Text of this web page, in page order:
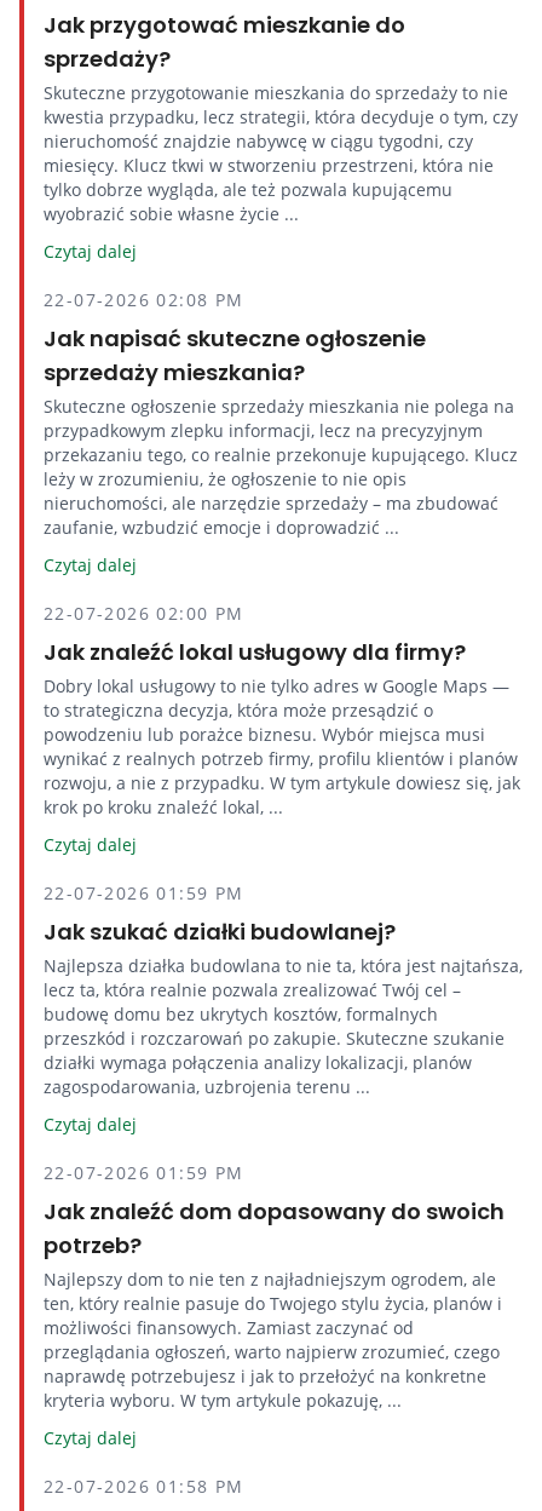
Jak przygotować mieszkanie do
sprzedaży?
Skuteczne przygotowanie mieszkania do sprzedaży to nie
kwestia przypadku, lecz strategii, która decyduje o tym, czy
nieruchomość znajdzie nabywcę w ciągu tygodni, czy
miesięcy. Klucz tkwi w stworzeniu przestrzeni, która nie
tylko dobrze wygląda, ale też pozwala kupującemu
wyobrazić sobie własne życie ...
Czytaj dalej
22-07-2026 02:08 PM
Jak napisać skuteczne ogłoszenie
sprzedaży mieszkania?
Skuteczne ogłoszenie sprzedaży mieszkania nie polega na
przypadkowym zlepku informacji, lecz na precyzyjnym
przekazaniu tego, co realnie przekonuje kupującego. Klucz
leży w zrozumieniu, że ogłoszenie to nie opis
nieruchomości, ale narzędzie sprzedaży – ma zbudować
zaufanie, wzbudzić emocje i doprowadzić ...
Czytaj dalej
22-07-2026 02:00 PM
Jak znaleźć lokal usługowy dla firmy?
Dobry lokal usługowy to nie tylko adres w Google Maps —
to strategiczna decyzja, która może przesądzić o
powodzeniu lub porażce biznesu. Wybór miejsca musi
wynikać z realnych potrzeb firmy, profilu klientów i planów
rozwoju, a nie z przypadku. W tym artykule dowiesz się, jak
krok po kroku znaleźć lokal, ...
Czytaj dalej
22-07-2026 01:59 PM
Jak szukać działki budowlanej?
Najlepsza działka budowlana to nie ta, która jest najtańsza,
lecz ta, która realnie pozwala zrealizować Twój cel –
budowę domu bez ukrytych kosztów, formalnych
przeszkód i rozczarowań po zakupie. Skuteczne szukanie
działki wymaga połączenia analizy lokalizacji, planów
zagospodarowania, uzbrojenia terenu ...
Czytaj dalej
22-07-2026 01:59 PM
Jak znaleźć dom dopasowany do swoich
potrzeb?
Najlepszy dom to nie ten z najładniejszym ogrodem, ale
ten, który realnie pasuje do Twojego stylu życia, planów i
możliwości finansowych. Zamiast zaczynać od
przeglądania ogłoszeń, warto najpierw zrozumieć, czego
naprawdę potrzebujesz i jak to przełożyć na konkretne
kryteria wyboru. W tym artykule pokazuję, ...
Czytaj dalej
22-07-2026 01:58 PM